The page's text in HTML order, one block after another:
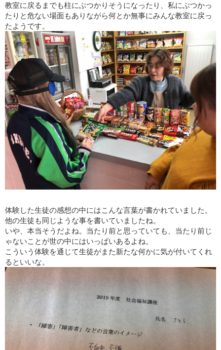
教室に戻るまでも柱にぶつかりそうになったり、私にぶつかっ
たりと危ない場面もありながら何とか無事にみんな教室に戻っ
たようです。
体験した生徒の感想の中にはこんな言葉が書かれていました。
他の生徒も同じような事を書いていましたね。
いや、本当そうだよね。当たり前と思っていても、当たり前じ
ゃないことが世の中にはいっぱいあるよね。
こういう体験を通じて生徒がまた新たな何かに気が付いてくれ
るといいな。